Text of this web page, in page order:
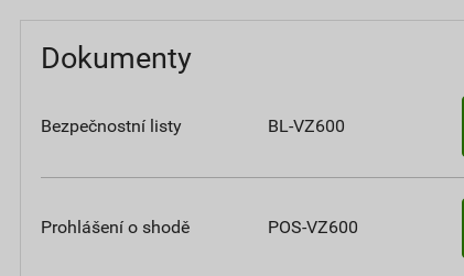
Dokumenty
Bezpečnostní listy BL-VZ600
Prohlášení o shodě POS-VZ600